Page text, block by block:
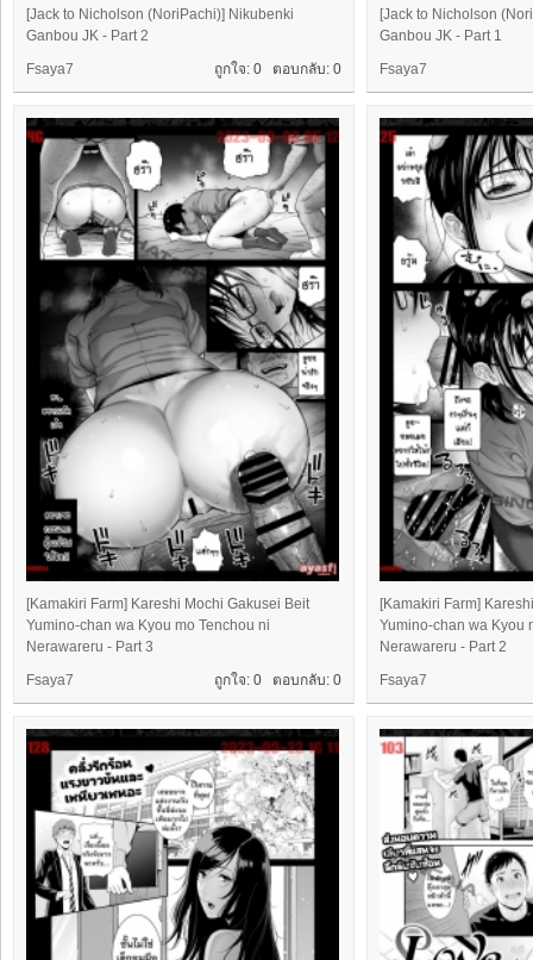
[Jack to Nicholson (NoriPachi)] Nikubenki
Ganbou JK - Part 2
ถูกใจ: 0 ตอบกลับ: 0
Fsaya7
[Jack to Nicholson
Ganbou JK - Part 1
Fsaya7
[Kamakiri Farm] Kareshi Mochi Gakusei Beit
Yumino-chan wa Kyou mo Tenchou ni
Nerawareru - Part 3
ถูกใจ: 0 ตอบกลับ: 0
Fsaya7
[Kamakiri Farm]
Yumino-chan wa Kyou
Nerawareru - Part 2
Fsaya7